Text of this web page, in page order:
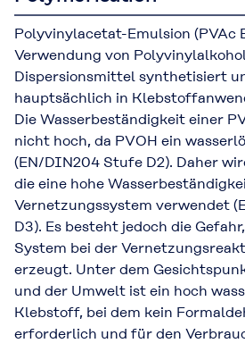
Polyvinylacetat-Emulsion (PVAc
Verwendung von
Dispersionsmittel synthetisiert
hauptsächlich in
Die Wasserbeständigkeit einer
nicht hoch, da PVOH ein
(EN/DIN204 Stufe D2). Daher
die eine hohe
Vernetzungssystem verwendet
D3). Es besteht jedoch die
System bei der
erzeugt. Unter dem
und der Umwelt ist ein hoch
Klebstoff, bei dem kein
erforderlich und für den